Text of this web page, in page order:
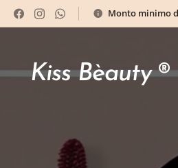
Monto minimo
Kiss Bèauty®